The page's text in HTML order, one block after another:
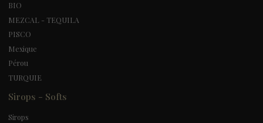
BIO
MEZCAL - TEQUILA
PISCO
Mexique
Pérou
TURQUIE
Sirops - Softs
Sirops